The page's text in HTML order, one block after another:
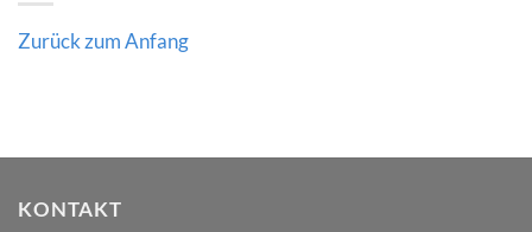
Zurück zum Anfang
KONTAKT